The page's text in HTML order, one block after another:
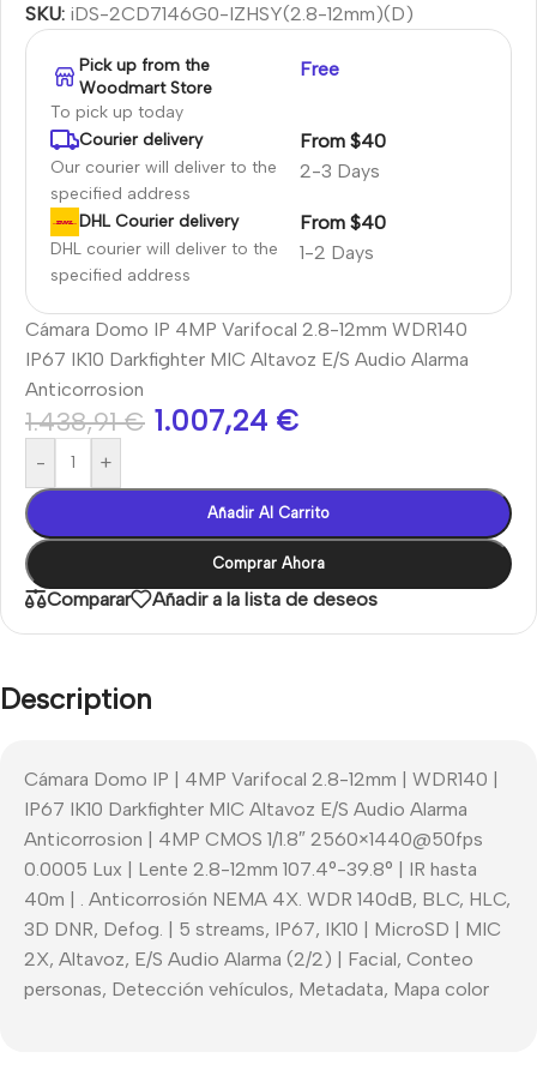
SKU: iDS-2CD7146G0-IZHSY(2.8-12mm)(D)
Pick up from the
Woodmart Store
To pick up today
Free
Courier delivery
Our courier will deliver to the
specified address
2-3 Days
From $40
DHL Courier delivery
DHL courier will deliver to the
specified address
1-2 Days
From $40
Cámara Domo IP 4MP Varifocal 2.8-12mm WDR140
IP67 IK10 Darkfighter MIC Altavoz E/S Audio Alarma
Anticorrosion
1.438,91€ 1.007,24 €
- +
Añadir Al Carrito
Comprar Ahora
Comparar Añadir a la lista de deseos
Description
Cámara Domo IP | 4MP Varifocal 2.8-12mm | WDR140 |
IP67 IK10 Darkfighter MIC Altavoz E/S Audio Alarma
Anticorrosion | 4MP CMOS 1/1.8″ 2560×1440@50fps
0.0005 Lux | Lente 2.8-12mm 107.4°-39.8° | IR hasta
40m | . Anticorrosión NEMA 4X. WDR 140dB, BLC, HLC,
3D DNR, Defog. | 5 streams, IP67, IK10 | MicroSD | MIC
2X, Altavoz, E/S Audio Alarma (2/2) | Facial, Conteo
personas, Detección vehículos, Metadata, Mapa color